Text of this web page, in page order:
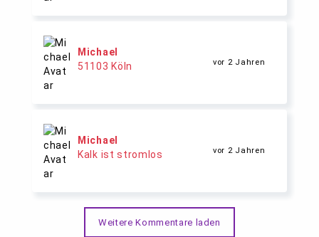
Michael
51103 Köln
vor 2 Jahren
Michael
Kalk ist stromlos
vor 2 Jahren
Weitere Kommentare laden